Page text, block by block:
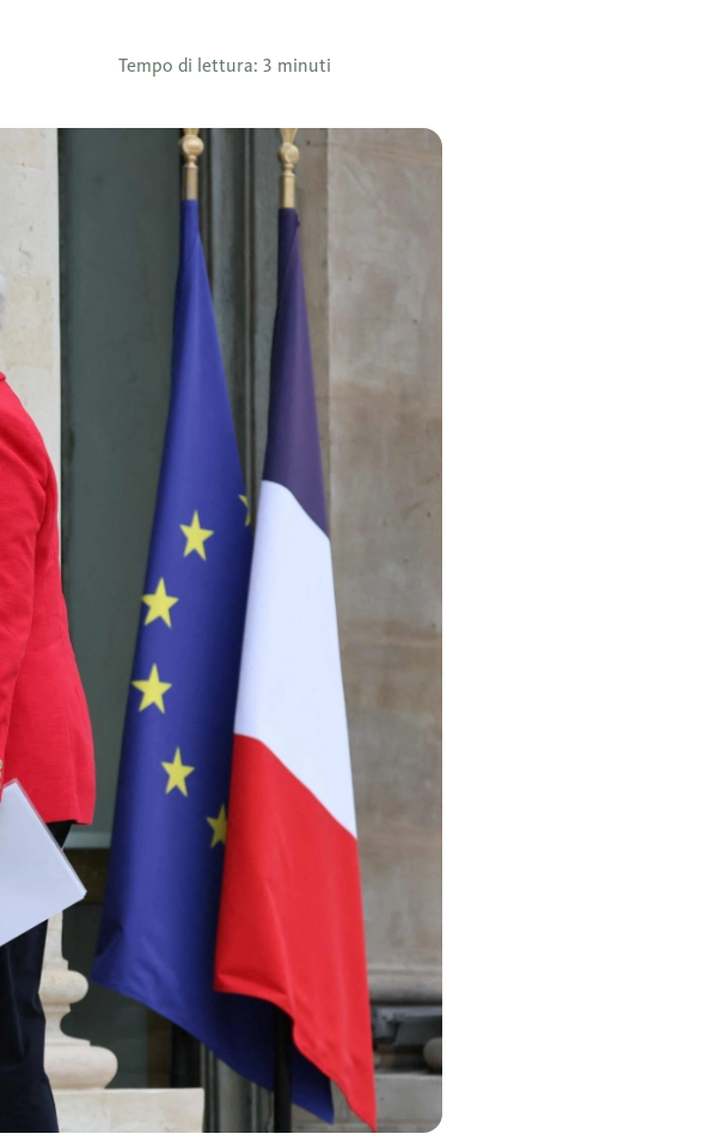
Tempo di lettura: 3 minuti